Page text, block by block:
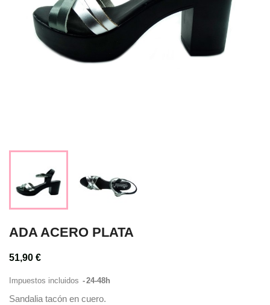
ADA ACERO PLATA
51,90 €
Impuestos incluidos 24-48h
Sandalia tacón en cuero.